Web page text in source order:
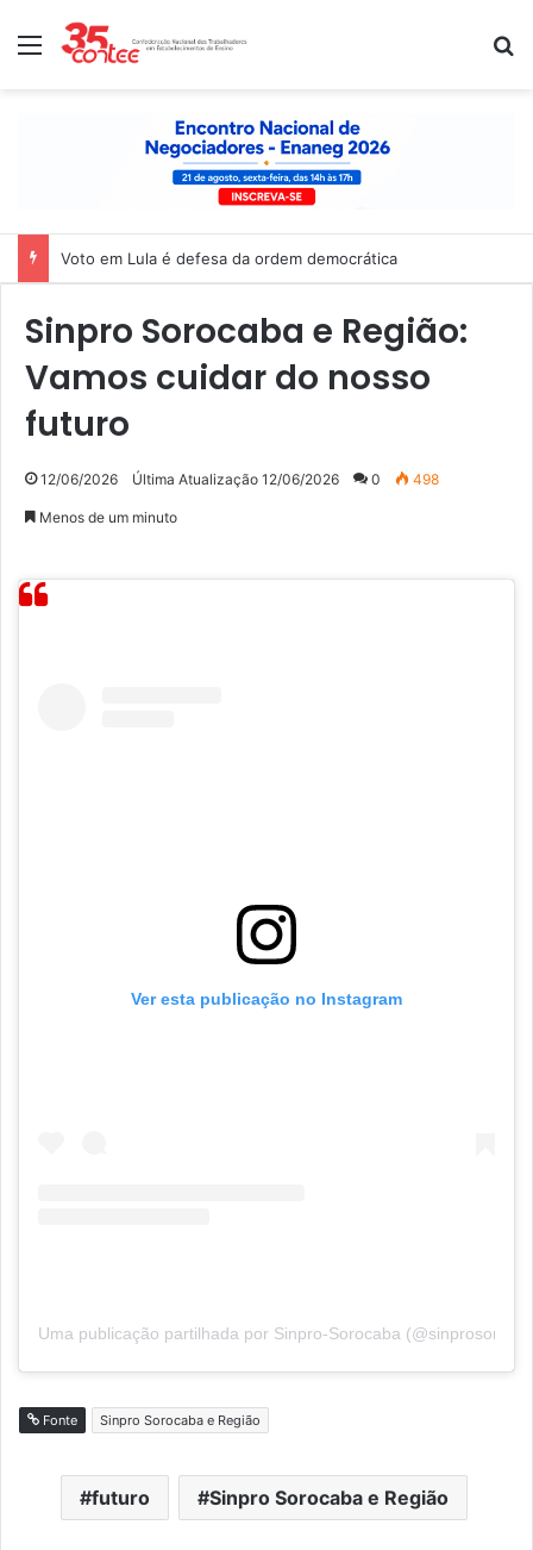
Menu
Voto em Lula é defesa da ordem democrática
Sinpro Sorocaba e Região:
Vamos cuidar do nosso
futuro
12/06/2026 Última Atualização 12/06/2026 0 498
Menos de um minuto
Ver esta publicação no Instagram
Uma publicação partilhada por Sinpro-Sorocaba
Fonte Sinpro Sorocaba e Região
futuro Sinpro Sorocaba e Região